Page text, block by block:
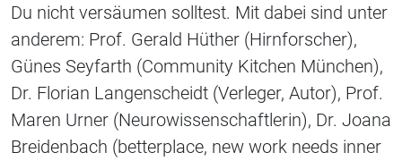
Du nicht versäumen solltest. Mit dabei sind unter
anderem: Prof. Gerald Hüther (Hirnforscher),
Günes Seyfarth (Community Kitchen München),
Dr. Florian Langenscheidt (Verleger, Autor), Prof.
Maren Urner (Neurowissenschaftlerin), Dr. Joana
Breidenbach (betterplace, new work needs inner